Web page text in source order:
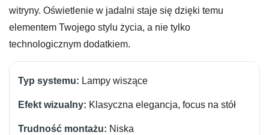
witryny. Oświetlenie w jadalni staje się dzięki temu
elementem Twojego stylu życia, a nie tylko
technologicznym dodatkiem.
Lampy wiszące
Klasyczna elegancja, focus na stół
Niska